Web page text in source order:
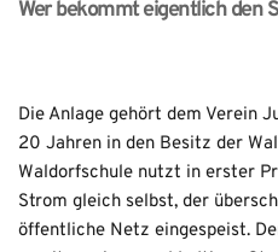
Wer bekommt eigentlich den
Die Anlage gehört dem Verein
20 Jahren in den Besitz der
Waldorfschule nutzt in erster
Strom gleich selbst, der
öffentliche Netz eingespeist.